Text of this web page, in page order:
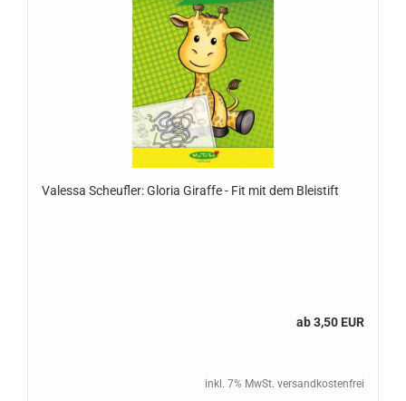
Valessa Scheufler: Gloria Giraffe - Fit mit dem Bleistift
ab 3,50 EUR
inkl. 7% MwSt. versandkostenfrei